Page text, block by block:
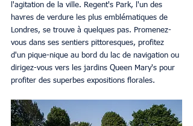
l'agitation de la ville. Regent's Park, l'un des
havres de verdure les plus emblématiques de
Londres, se trouve à quelques pas. Promenez-
vous dans ses sentiers pittoresques, profitez
d'un pique-nique au bord du lac de navigation ou
dirigez-vous vers les jardins Queen Mary's pour
profiter des superbes expositions florales.